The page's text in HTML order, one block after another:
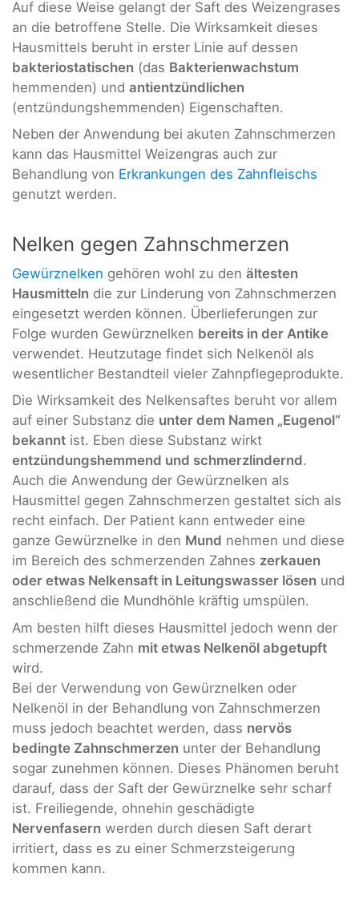
Auf diese Weise gelangt der Saft des Weizengrases
an die betroffene Stelle. Die Wirksamkeit dieses
Hausmittels beruht in erster Linie auf dessen
bakteriostatischen (das Bakterienwachstum
hemmenden) und antientzündlichen
(entzündungshemmenden) Eigenschaften.
Neben der Anwendung bei akuten Zahnschmerzen
kann das Hausmittel Weizengras auch zur
Behandlung von Erkrankungen des Zahnfleischs
genutzt werden.
Nelken gegen Zahnschmerzen
Gewürznelken gehören wohl zu den ältesten
Hausmitteln die zur Linderung von Zahnschmerzen
eingesetzt werden können. Überlieferungen zur
Folge wurden Gewürznelken bereits in der Antike
verwendet. Heutzutage findet sich Nelkenöl als
wesentlicher Bestandteil vieler Zahnpflegeprodukte.
Die Wirksamkeit des Nelkensaftes beruht vor allem
auf einer Substanz die unter dem Namen „Eugenol“
bekannt ist. Eben diese Substanz wirkt
entzündungshemmend und schmerzlindernd.
Auch die Anwendung der Gewürznelken als
Hausmittel gegen Zahnschmerzen gestaltet sich als
recht einfach. Der Patient kann entweder eine
ganze Gewürznelke in den Mund nehmen und diese
im Bereich des schmerzenden Zahnes zerkauen
oder etwas Nelkensaft in Leitungswasser lösen und
anschließend die Mundhöhle kräftig umspülen.
Am besten hilft dieses Hausmittel jedoch wenn der
schmerzende Zahn mit etwas Nelkenöl abgetupft
wird.
Bei der Verwendung von Gewürznelken oder
Nelkenöl in der Behandlung von Zahnschmerzen
muss jedoch beachtet werden, dass nervös
bedingte Zahnschmerzen unter der Behandlung
sogar zunehmen können. Dieses Phänomen beruht
darauf, dass der Saft der Gewürznelke sehr scharf
ist. Freiliegende, ohnehin geschädigte
Nervenfasern werden durch diesen Saft derart
irritiert, dass es zu einer Schmerzsteigerung
kommen kann.